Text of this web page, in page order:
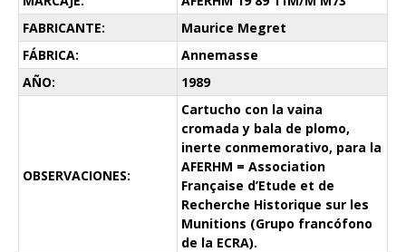
FABRICANTE:
Maurice Megret
FÁBRICA:
Annemasse
AÑO:
1989
OBSERVACIONES:
Cartucho con la vaina
cromada y bala de plomo,
inerte conmemorativo, para la
AFERHM = Association
Française d’Etude et de
Recherche Historique sur les
Munitions (Grupo francófono
de la ECRA).